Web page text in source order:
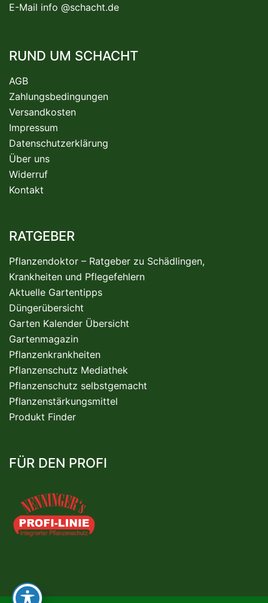
E-Mail info @schacht.de
RUND UM SCHACHT
AGB
Zahlungsbedingungen
Versandkosten
Impressum
Datenschutzerklärung
Über uns
Widerruf
Kontakt
RATGEBER
Pflanzendoktor – Ratgeber zu Schädlingen,
Krankheiten und Pflegefehlern
Aktuelle Gartentipps
Düngerübersicht
Garten Kalender Übersicht
Gartenmagazin
Pflanzenkrankheiten
Pflanzenschutz Mediathek
Pflanzenschutz selbstgemacht
Pflanzenstärkungsmittel
Produkt Finder
FÜR DEN PROFI